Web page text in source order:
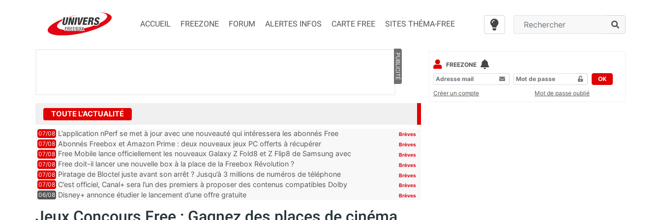
ACCUEIL FREEZONE FORUM ALERTES INFOS CARTE FREE SITES THÉMA-FREE
PUBLICITÉ
TOUTE L'ACTUALITÉ
07/08 L’application nPerf se met à jour avec une nouveauté qui intéressera les abonnés Free
Mobile, Orange, SFR ...
Brèves
07/08 Abonnés Freebox et Amazon Prime : deux nouveaux jeux PC offerts à récupérer Brèves
07/08 Free Mobile lance officiellement les nouveaux Galaxy Z Fold8 et Z Flip8 de Samsung avec
des promos et des cadeaux
Brèves
07/08 Free doit-il lancer une nouvelle box à la place de la Freebox Révolution ? Brèves
07/08 Piratage de Bloctel juste avant son arrêt ? Jusqu’à 3 millions de numéros de téléphone
auraient fuité
Brèves
07/08 C’est officiel, Canal+ sera l’un des premiers à proposer des contenus compatibles Dolby
Vision 2
Brèves
06/08 Disney+ annonce étudier le lancement d’une offre gratuite Brèves
FREEZONE
OK
Créer un compte
Mot de passe oublié